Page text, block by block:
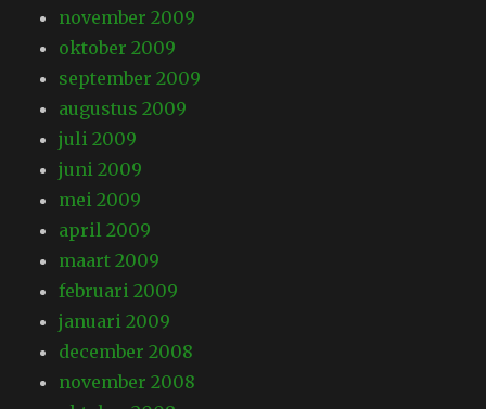
november 2009
oktober 2009
september 2009
augustus 2009
juli 2009
juni 2009
mei 2009
april 2009
maart 2009
februari 2009
januari 2009
december 2008
november 2008